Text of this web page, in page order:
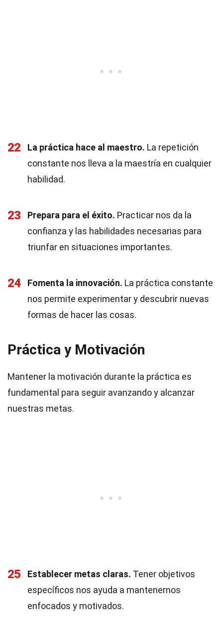
22 La práctica hace al maestro. La repetición
constante nos lleva a la maestría en cualquier
habilidad.
23 Prepara para el éxito. Practicar nos da la
confianza y las habilidades necesarias para
triunfar en situaciones importantes.
24 Fomenta la innovación. La práctica constante
nos permite experimentar y descubrir nuevas
formas de hacer las cosas.
Práctica y Motivación
Mantener la motivación durante la práctica es
fundamental para seguir avanzando y alcanzar
nuestras metas.
25 Establecer metas claras. Tener objetivos
específicos nos ayuda a mantenernos
enfocados y motivados.